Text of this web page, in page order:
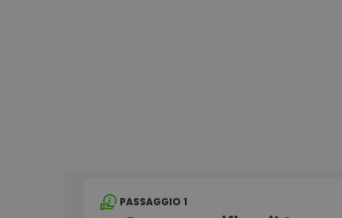
PASSAGGIO 1